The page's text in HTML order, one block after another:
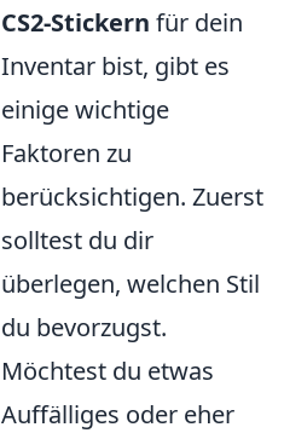
CS2-Stickern für dein
Inventar bist, gibt es
einige wichtige
Faktoren zu
berücksichtigen. Zuerst
solltest du dir
überlegen, welchen Stil
du bevorzugst.
Möchtest du etwas
Auffälliges oder eher